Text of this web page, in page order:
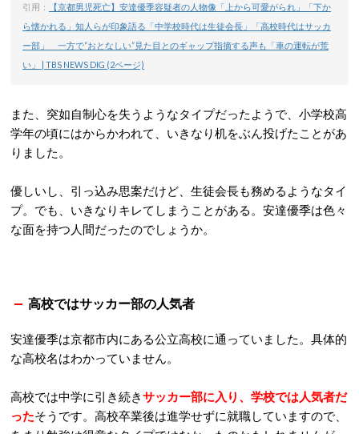
引用：
【京都男児死亡】安達優季容疑者の人物像「上から可愛がられ」「下か
ら懐かれる」知人らが印象語る「中学校時代は生徒会長」「高校時代はサッカ
ー部」 一方で“おとなしい”見た目とのギャップ指摘する声も「車の運転が荒
い」 | TBS NEWS DIG (2ページ)
また、突如自制心を失うようなタイプだったようで、小学校高
学年の頃にはからかわれて、いきなり机をぶん投げたことがあ
りました。
優しいし、引っ込み思案だけど、生徒会長も務めるようなタイ
プ。でも、いきなりキレてしまうことがある。安達優季は色々
な面を持つ人間だったのでしょうか。
高校ではサッカー部の人気者
安達優季は京都市内にある公立高校に通っていました。具体的
な高校名はわかっていません。
高校では中学に引き続きサッカー部に入り、学校では人気者だ
ったそうです。高校卒業後は進学せずに就職していますので、